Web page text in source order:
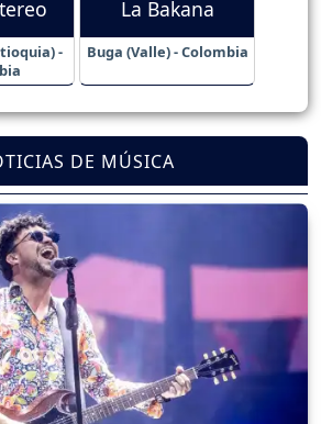
-
La Bakana
Buga (Valle) - Colombia
DE MÚSICA